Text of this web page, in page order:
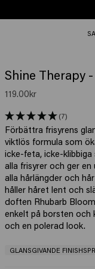
Shine Therapy
119.00kr
(7)
Förbättra frisyrens
viktlös formula som
icke-feta, icke-
alla frisyrer och ger
alla hårlängder och
håller håret lent och
doften Rhubarb
enkelt på borsten och
och en polerad look.
GLANSGIVANDE